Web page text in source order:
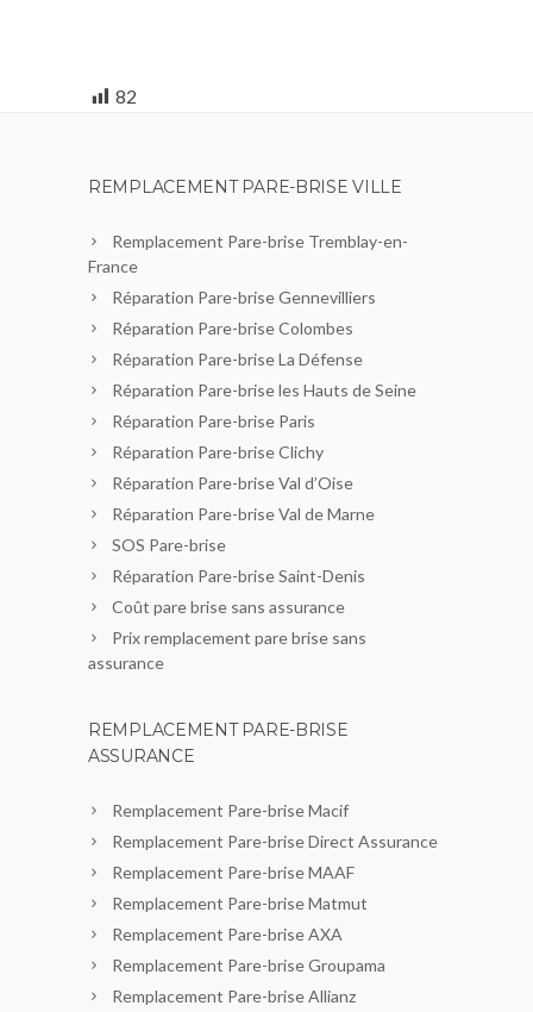
82
REMPLACEMENT PARE-BRISE VILLE
Remplacement Pare-brise Tremblay-en-
France
Réparation Pare-brise Gennevilliers
Réparation Pare-brise Colombes
Réparation Pare-brise La Défense
Réparation Pare-brise les Hauts de Seine
Réparation Pare-brise Paris
Réparation Pare-brise Clichy
Réparation Pare-brise Val d’Oise
Réparation Pare-brise Val de Marne
SOS Pare-brise
Réparation Pare-brise Saint-Denis
Coût pare brise sans assurance
Prix remplacement pare brise sans
assurance
REMPLACEMENT PARE-BRISE
ASSURANCE
Remplacement Pare-brise Macif
Remplacement Pare-brise Direct Assurance
Remplacement Pare-brise MAAF
Remplacement Pare-brise Matmut
Remplacement Pare-brise AXA
Remplacement Pare-brise Groupama
Remplacement Pare-brise Allianz